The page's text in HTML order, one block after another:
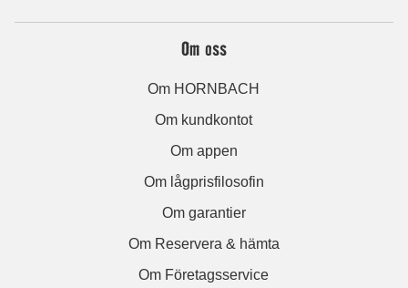
Om oss
Om HORNBACH
Om kundkontot
Om appen
Om lågprisfilosofin
Om garantier
Om Reservera & hämta
Om Företagsservice